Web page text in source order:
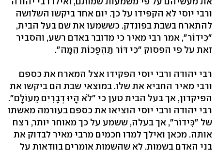
ורבי יוסי לא הקפידו על כך. יום אחד ביקשו השלושה
להתארח בשבת בפונדק. כששמעו את שם בעל הבית,
"כִּידוֹר", אמר רבי מאיר כי מדובר באדם רשע, והסביר
זאת על פי הפסוק "כִּי דּוֹר תַּהְפֻּכוֹת הֵמָּה".
רבי יהודה ורבי יוסי הפקידו אצל המארח את כספם
ורבי מאיר החביא את שלו. במוצאי שבת הם ביקשו את
הפיקדון, אך בעל הבית טען כי "לֹא הָיוּ דְבָרִים מֵעוֹלָם".
רבי יהודה ורבי יוסי הוציאו את כספם בעורמה מאשתו
של "כִּידוֹר", אך בעלה, ששמע על כך מאוחר יותר, רצח
אותה. מכאן ואילך למדו חכמים מרבי מאיר לבדוק את
בני האדם בשמות. לא שהשמות אומרים בוודאות על